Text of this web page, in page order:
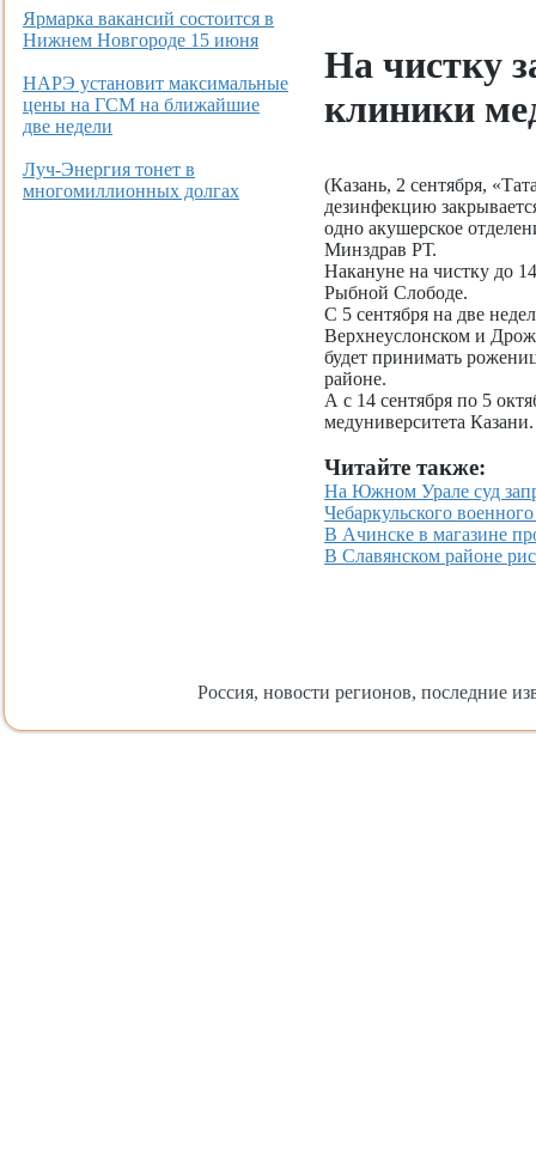
Ярмарка вакансий состоится в
Нижнем Новгороде 15 июня
НАРЭ установит максимальные
цены на ГСМ на ближайшие
две недели
Луч-Энергия тонет в
многомиллионных долгах
На чистку
клиники
(Казань, 2 сентября,
дезинфекцию
одно акушерское
Минздрав РТ.
Накануне на чистку до
Рыбной Слободе.
С 5 сентября на две
Верхнеуслонском и
будет принимать
районе.
А с 14 сентября по 5
медуниверситета Казани.
Читайте также:
На Южном Урале суд
Чебаркульского
В Ачинске в магазине
В Славянском районе
Россия, новости регионов, последние